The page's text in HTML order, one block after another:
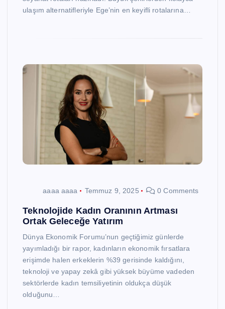
ulaşım alternatifleriyle Ege’nin en keyifli rotalarına…
aaaa aaaa Temmuz 9, 2025 0 Comments
Teknolojide Kadın Oranının Artması
Ortak Geleceğe Yatırım
Dünya Ekonomik Forumu’nun geçtiğimiz günlerde
yayımladığı bir rapor, kadınların ekonomik fırsatlara
erişimde halen erkeklerin %39 gerisinde kaldığını,
teknoloji ve yapay zekâ gibi yüksek büyüme vadeden
sektörlerde kadın temsiliyetinin oldukça düşük
olduğunu…